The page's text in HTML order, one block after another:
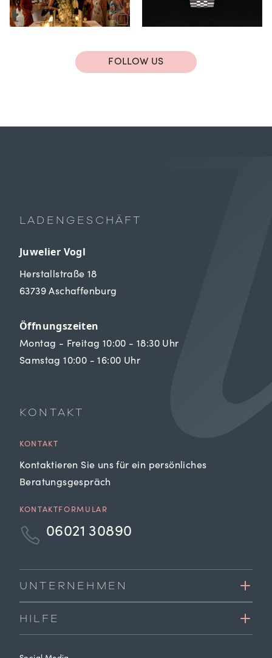
FOLLOW US
LADENGESCHÄFT
Juwelier Vogl
Herstallstraße 18
63739 Aschaffenburg
Öffnungszeiten
Montag - Freitag 10:00 - 18:30 Uhr
Samstag 10:00 - 16:00 Uhr
KONTAKT
KONTAKT
Kontaktieren Sie uns für ein persönliches
Beratungsgespräch
KONTAKTFORMULAR
06021 30890
UNTERNEHMEN
HILFE